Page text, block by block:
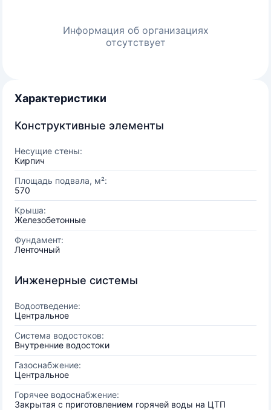
Информация об организациях
отсутствует
Характеристики
Конструктивные элементы
Несущие стены:
Кирпич
Площадь подвала, м²:
570
Крыша:
Железобетонные
Фундамент:
Ленточный
Инженерные системы
Водоотведение:
Центральное
Система водостоков:
Внутренние водостоки
Газоснабжение:
Центральное
Горячее водоснабжение:
Закрытая с приготовлением горячей воды на ЦТП